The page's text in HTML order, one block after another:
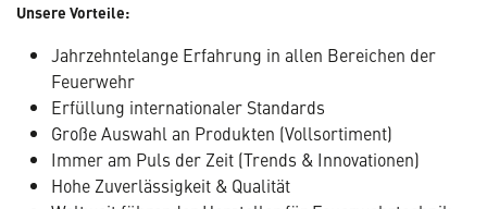
Unsere Vorteile:
Jahrzehntelange Erfahrung in allen Bereichen der
Feuerwehr
Erfüllung internationaler Standards
Große Auswahl an Produkten (Vollsortiment)
Immer am Puls der Zeit (Trends & Innovationen)
Hohe Zuverlässigkeit & Qualität